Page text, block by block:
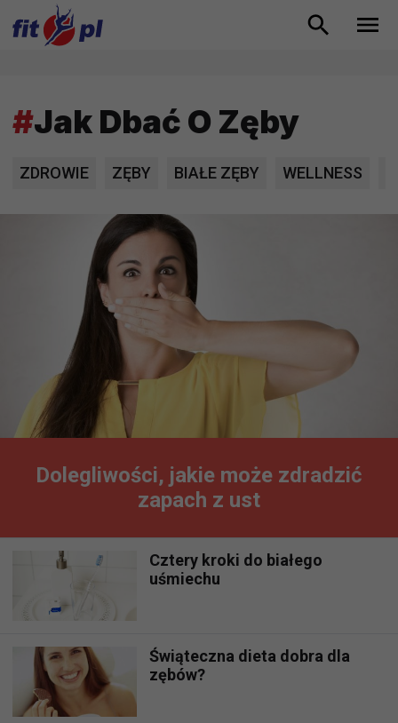
#Jak Dbać O Zęby
ZDROWIE ZĘBY BIAŁE ZĘBY WELLNESS
Dolegliwości, jakie może zdradzić
zapach z ust
Cztery kroki do białego
uśmiechu
Świąteczna dieta dobra dla
zębów?